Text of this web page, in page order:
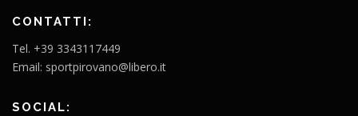
CONTATTI:
Tel. +39 3343117449
Email: sportpirovano@libero.it
SOCIAL: